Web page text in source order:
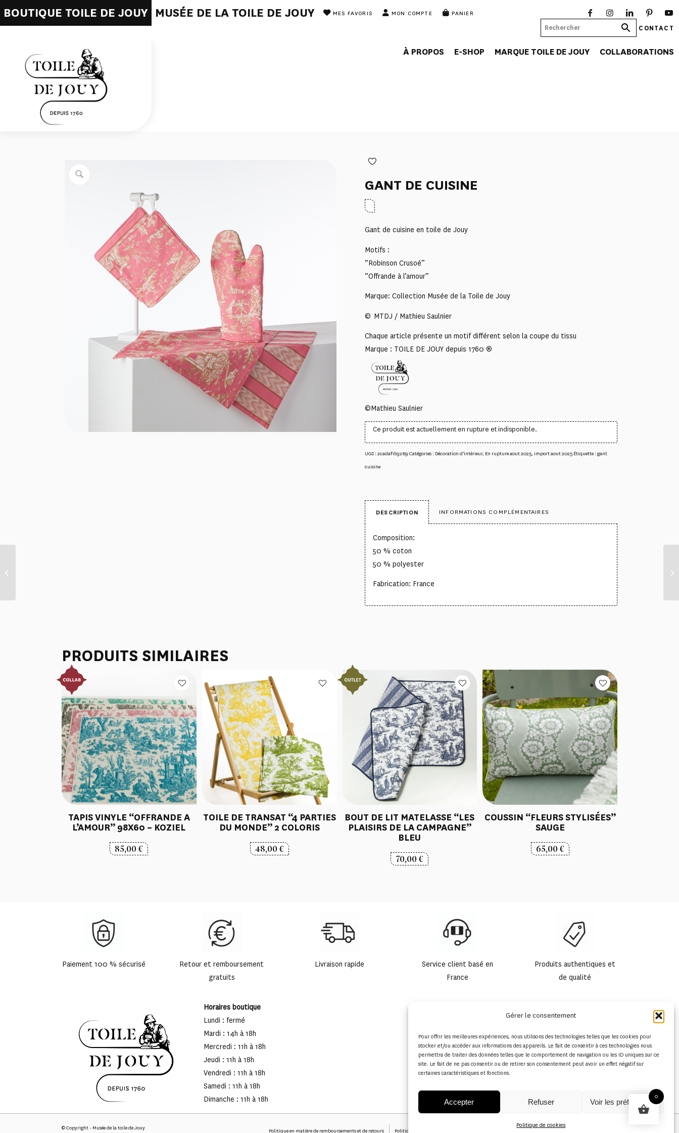
Gérer le consentement
Pour offrir les meilleures expériences, nous utilisons des technologies telles que les cookies pour
stocker et/ou accéder aux informations des appareils. Le fait de consentir à ces technologies nous
permettra de traiter des données telles que le comportement de navigation ou les ID uniques sur ce
site. Le fait de ne pas consentir ou de retirer son consentement peut avoir un effet négatif sur
certaines caractéristiques et fonctions.
Accepter Refuser Voir les préférences
Politique de cookies
BOUTIQUE TOILE DE JOUY MUSÉE DE LA TOILE DE JOUY MES FAVORIS MON COMPTE PANIER
CONTACT
À PROPOS E-SHOP MARQUE TOILE DE JOUY COLLABORATIONS
GANT DE CUISINE
Gant de cuisine en toile de Jouy
Motifs :
“Robinson Crusoé”
“Offrande à l’amour”
Marque: Collection Musée de la Toile de Jouy
© MTDJ / Mathieu Saulnier
Chaque article présente un motif différent selon la coupe du tissu
Marque : TOILE DE JOUY depuis 1760 ®
©Mathieu Saulnier
Ce produit est actuellement en rupture et indisponible.
UGS :2cadaf1b3269 Catégories : Décoration d'intérieur, En rupture aout 2025 import aout 2025 Étiquette :gant
cuisine
DESCRIPTION INFORMATIONS COMPLÉMENTAIRES
Composition:
50 % coton
50 % polyester
Fabrication: France
PRODUITS SIMILAIRES
TAPIS VINYLE “OFFRANDE A
L’AMOUR” 98X60 – KOZIEL
85,00€
TOILE DE TRANSAT “4 PARTIES
DU MONDE” 2 COLORIS
48,00€
BOUT DE LIT MATELASSE “LES
PLAISIRS DE LA CAMPAGNE”
BLEU
70,00€
COUSSIN “FLEURS STYLISÉES”
SAUGE
65,00€
Paiement 100 % sécurisé
Retour et remboursement
gratuits
Livraison rapide
Service client basé en
France
Produits authentiques et
de qualité
Horaires boutique
Lundi : fermé
Mardi : 14h à 18h
Mercredi : 11h à 18h
Jeudi : 11h à 18h
Vendredi : 11h à 18h
Samedi : 11h à 18h
Dimanche : 11h à 18h
© Copyright - Musée de la toile de Jouy Politique en matière de remboursements et de retours Politique de cookies (UE)
0